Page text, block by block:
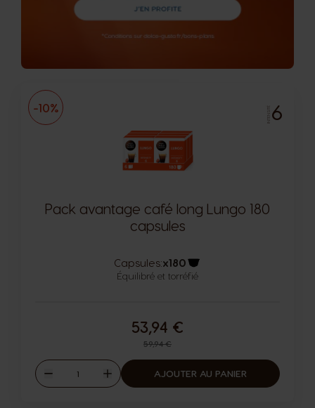
-10% INTENSITÉ6
Pack avantage café long Lungo 180
capsules
Capsules:x180
Icône capsules
Équilibré et torréfié
Prix normal
59,94 €
53,94 €
Diminuer
Quantité
Augmenter
AJOUTER AU PANIER